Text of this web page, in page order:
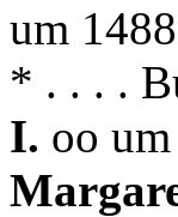
um 1488
* . . . .
I. oo